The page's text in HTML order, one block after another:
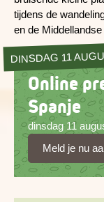
tijdens de
en de Middellandse
DINSDAG 11
Online
Spanje
dinsdag 11
Meld je nu